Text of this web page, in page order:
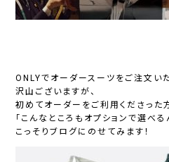
ONLYでオーダースーツをご注文い
沢山ございますが、
初めてオーダーをご利用くださった
「こんなところもオプションで選べる
こっそりブログにのせてみます！